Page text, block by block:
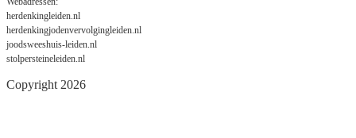
herdenkingleiden.nl
herdenkingjodenvervolgingleiden.nl
joodsweeshuis-leiden.nl
stolpersteineleiden.nl
Copyright 2026